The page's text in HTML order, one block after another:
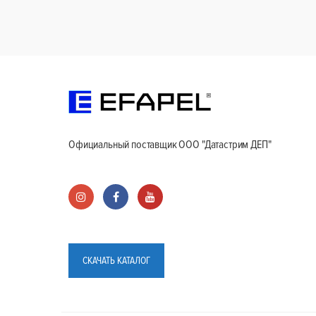
Официальный поставщик ООО "Датастрим ДЕП"
СКАЧАТЬ КАТАЛОГ